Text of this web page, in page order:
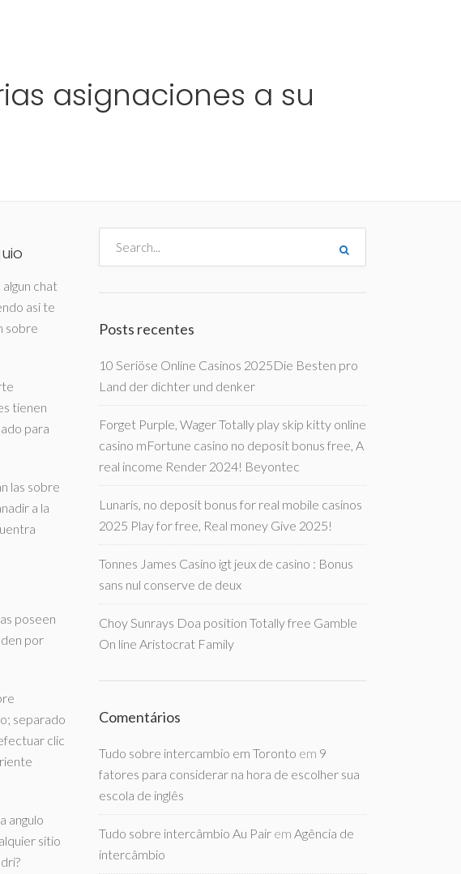
asignaciones a su
chat
asi­ te
sobre
tienen
para
las sobre
a la
poseen
por
separado
clic
angulo
sitio
Posts recentes
10 Seriöse Online Casinos 2025Die Besten pro
Land der dichter und denker
Forget Purple, Wager Totally play skip kitty online
casino mFortune casino no deposit bonus free, A
real income Render 2024! Beyontec
Lunaris, no deposit bonus for real mobile casinos
2025 Play for free, Real money Give 2025!
Tonnes James Casino igt jeux de casino : Bonus
sans nul conserve de deux
Choy Sunrays Doa position Totally free Gamble
On line Aristocrat Family
Comentários
Tudo sobre intercambio em Toronto em 9
fatores para considerar na hora de escolher sua
escola de inglês
Tudo sobre intercâmbio Au Pair em Agência de
intercâmbio